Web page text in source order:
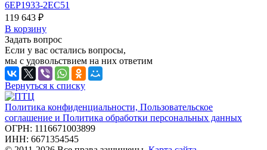
6EP1933-2EC51
119 643 ₽
В корзину
Задать вопрос
Если у вас остались вопросы,
мы с удовольствием на них ответим
Вернуться к списку
Политика конфиденциальности, Пользовательское
соглашение и Политика обработки персональных данных
ОГРН: 1116671003899
ИНН: 6671354545